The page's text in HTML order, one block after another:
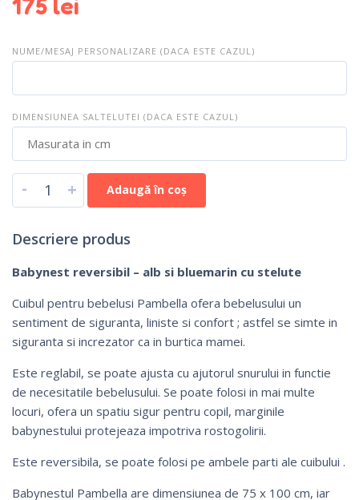
NUME/MESAJ PERSONALIZARE (DACA ESTE CAZUL)
DIMENSIUNEA SALTELUTEI (DACA ESTE CAZUL)
- + Adaugă în coș
Descriere produs
Babynest reversibil – alb si bluemarin cu stelute
Cuibul pentru bebelusi Pambella ofera bebelusului un
sentiment de siguranta, liniste si confort ; astfel se simte in
siguranta si increzator ca in burtica mamei.
Este reglabil, se poate ajusta cu ajutorul snurului in functie
de necesitatile bebelusului. Se poate folosi in mai multe
locuri, ofera un spatiu sigur pentru copil, marginile
babynestului protejeaza impotriva rostogolirii.
Este reversibila, se poate folosi pe ambele parti ale cuibului .
Babynestul Pambella are dimensiunea de 75 x 100 cm, iar